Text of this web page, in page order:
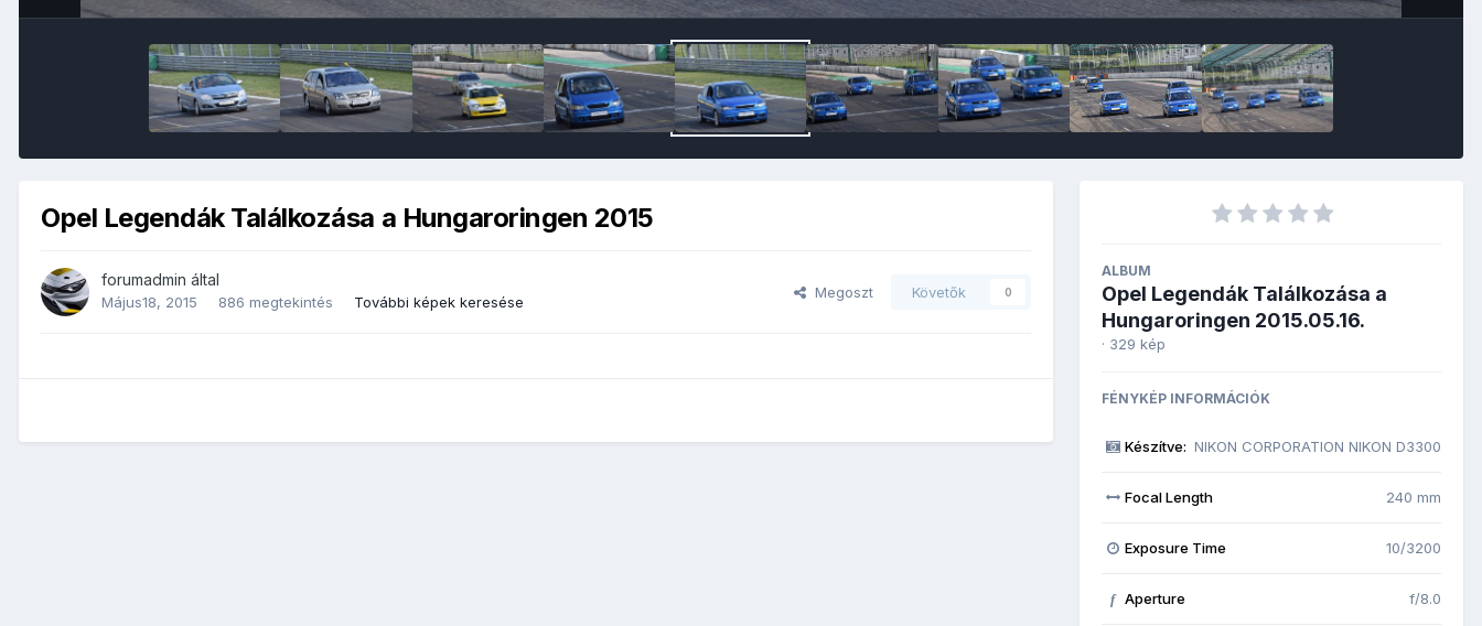
Opel Legendák Találkozása a Hungaroringen 2015
forumadmin által
Május18, 2015 886 megtekintés További képek keresése
Megoszt Követők 0
ALBUM
Opel Legendák Találkozása a
Hungaroringen 2015.05.16.
· 329 kép
FÉNYKÉP INFORMÁCIÓK
Készítve: NIKON CORPORATION NIKON D3300
Focal Length 240 mm
Exposure Time 10/3200
f Aperture f/8.0